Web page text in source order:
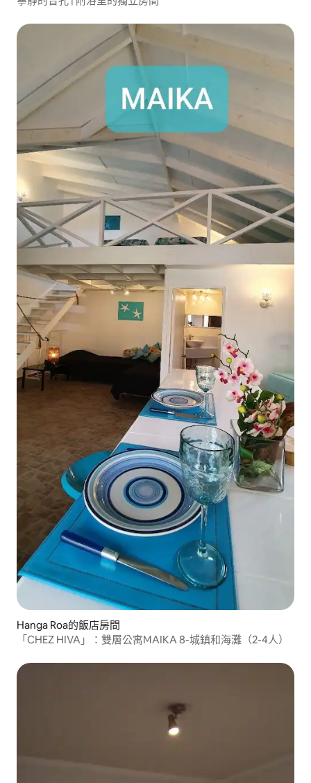
Hanga Roa的飯店房間
「CHEZ HIVA」：雙層公寓MAIKA 8-城鎮和海灘（2-4人）